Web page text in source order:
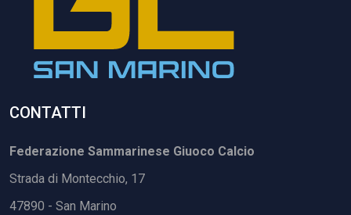
CONTATTI
Federazione Sammarinese Giuoco Calcio
Strada di Montecchio, 17
47890 - San Marino